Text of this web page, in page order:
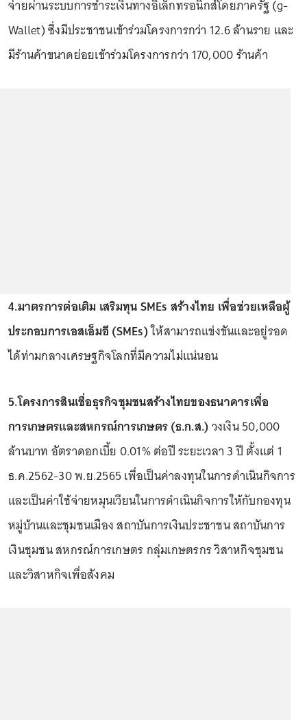
จ่ายผ่านระบบการชำระเงินทางอิเล็กทรอนิกส์โดยภาครัฐ (g-
Wallet) ซึ่งมีประชาชนเข้าร่วมโครงการกว่า 12.6 ล้านราย และ
มีร้านค้าขนาดย่อยเข้าร่วมโครงการกว่า 170,000 ร้านค้า
4.มาตรการต่อเติม เสริมทุน SMEs สร้างไทย เพื่อช่วยเหลือผู้
ประกอบการเอสเอ็มอี (SMEs)ให้สามารถแข่งขันและอยู่รอด
ได้ท่ามกลางเศรษฐกิจโลกที่มีความไม่แน่นอน
5.โครงการสินเชื่อธุรกิจชุมชนสร้างไทยของธนาคารเพื่อ
การเกษตรและสหกรณ์การเกษตร (ธ.ก.ส.)วงเงิน 50,000
ล้านบาท อัตราดอกเบี้ย 0.01% ต่อปี ระยะเวลา 3 ปี ตั้งแต่ 1
ธ.ค.2562-30 พ.ย.2565 เพื่อเป็นค่าลงทุนในการดำเนินกิจการ
และเป็นค่าใช้จ่ายหมุนเวียนในการดำเนินกิจการให้กับกองทุน
หมู่บ้านและชุมชนเมือง สถาบันการเงินประชาชน สถาบันการ
เงินชุมชน สหกรณ์การเกษตร กลุ่มเกษตรกร วิสาหกิจชุมชน
และวิสาหกิจเพื่อสังคม